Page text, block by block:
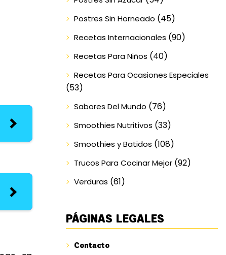
Postres Sin Horneado (45)
Recetas Internacionales (90)
Recetas Para Niños (40)
Recetas Para Ocasiones Especiales
(53)
Sabores Del Mundo (76)
Smoothies Nutritivos (33)
Smoothies y Batidos (108)
Trucos Para Cocinar Mejor(92)
Verduras (61)
PÁGINAS LEGALES
Contacto